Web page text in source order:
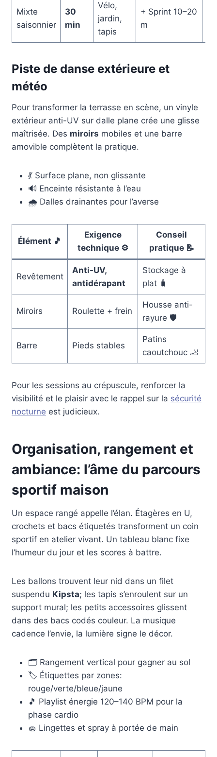
Mixte
saisonnier
30
min
Vélo,
jardin,
tapis
+ Sprint 10–20
m
Piste de danse extérieure et
météo
Pour transformer la terrasse en scène, un vinyle
extérieur anti-UV sur dalle plane crée une glisse
maîtrisée. Des miroirs mobiles et une barre
amovible complètent la pratique.
💃 Surface plane, non glissante
🔊 Enceinte résistante à l’eau
🌧️ Dalles drainantes pour l’averse
Élément 🎵
Exigence
technique ⚙️
Conseil
pratique 📝
Revêtement
Anti-UV,
antidérapant
Stockage à
plat 🧳
Miroirs Roulette + frein
Housse anti-
rayure 🛡️
Barre Pieds stables
Patins
caoutchouc 🦶
Pour les sessions au crépuscule, renforcer la
visibilité et le plaisir avec le rappel sur la sécurité
nocturne est judicieux.
Organisation, rangement et
ambiance: l’âme du parcours
sportif maison
Un espace rangé appelle l’élan. Étagères en U,
crochets et bacs étiquetés transforment un coin
sportif en atelier vivant. Un tableau blanc fixe
l’humeur du jour et les scores à battre.
Les ballons trouvent leur nid dans un filet
suspendu Kipsta; les tapis s’enroulent sur un
support mural; les petits accessoires glissent
dans des bacs codés couleur. La musique
cadence l’envie, la lumière signe le décor.
🗂️ Rangement vertical pour gagner au sol
🏷️ Étiquettes par zones:
rouge/verte/bleue/jaune
🎵 Playlist énergie 120–140 BPM pour la
phase cardio
🧽 Lingettes et spray à portée de main